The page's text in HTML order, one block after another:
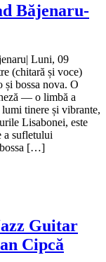
Băjenaru-
Luni, 09
(chitară și voce)
bossa nova. O
— o limbă a
tinere și vibrante,
Lisabonei, este
a sufletului
bossa […]
Guitar
Cipcă